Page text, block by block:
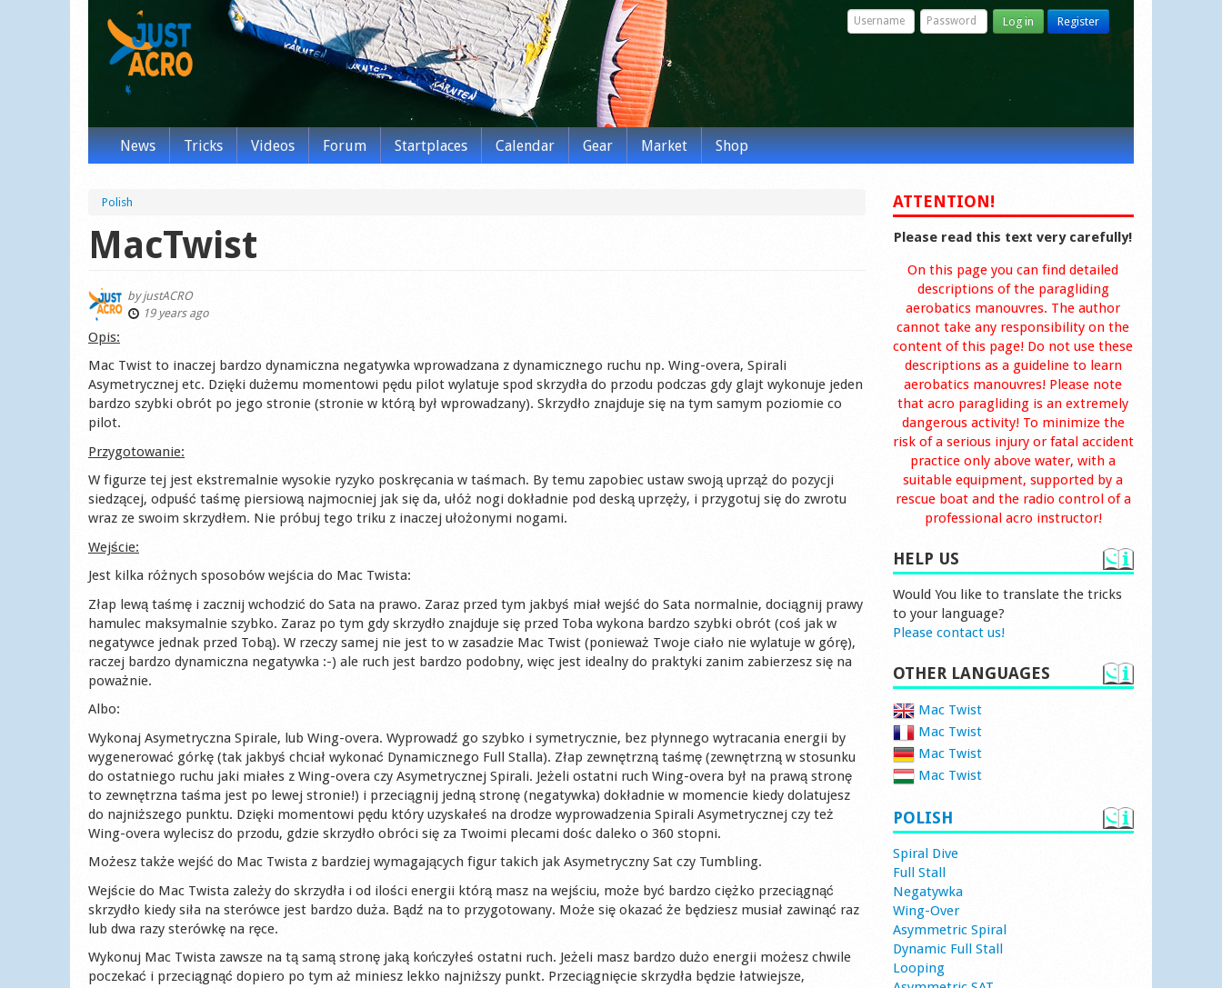
Log in Register
News Tricks Videos Forum Startplaces Calendar Gear Market Shop
Polish
MacTwist
byjustACRO
19 years ago
Opis:
Mac Twist to inaczej bardzo dynamiczna negatywka wprowadzana z dynamicznego ruchu np. Wing-overa, Spirali
Asymetrycznej etc. Dzięki dużemu momentowi pędu pilot wylatuje spod skrzydła do przodu podczas gdy glajt wykonuje jeden
bardzo szybki obrót po jego stronie (stronie w którą był wprowadzany). Skrzydło znajduje się na tym samym poziomie co
pilot.
Przygotowanie:
W figurze tej jest ekstremalnie wysokie ryzyko poskręcania w taśmach. By temu zapobiec ustaw swoją uprząż do pozycji
siedzącej, odpuść taśmę piersiową najmocniej jak się da, ułóż nogi dokładnie pod deską uprzęży, i przygotuj się do zwrotu
wraz ze swoim skrzydłem. Nie próbuj tego triku z inaczej ułożonymi nogami.
Wejście:
Jest kilka różnych sposobów wejścia do Mac Twista:
Złap lewą taśmę i zacznij wchodzić do Sata na prawo. Zaraz przed tym jakbyś miał wejść do Sata normalnie, dociągnij prawy
hamulec maksymalnie szybko. Zaraz po tym gdy skrzydło znajduje się przed Toba wykona bardzo szybki obrót (coś jak w
negatywce jednak przed Tobą). W rzeczy samej nie jest to w zasadzie Mac Twist (ponieważ Twoje ciało nie wylatuje w górę),
raczej bardzo dynamiczna negatywka :-) ale ruch jest bardzo podobny, więc jest idealny do praktyki zanim zabierzesz się na
poważnie.
Albo:
Wykonaj Asymetryczna Spirale, lub Wing-overa. Wyprowadź go szybko i symetrycznie, bez płynnego wytracania energii by
wygenerować górkę (tak jakbyś chciał wykonać Dynamicznego Full Stalla). Złap zewnętrzną taśmę (zewnętrzną w stosunku
do ostatniego ruchu jaki miałes z Wing-overa czy Asymetrycznej Spirali. Jeżeli ostatni ruch Wing-overa był na prawą stronę
to zewnętrzna taśma jest po lewej stronie!) i przeciągnij jedną stronę (negatywka) dokładnie w momencie kiedy dolatujesz
do najniższego punktu. Dzięki momentowi pędu który uzyskałeś na drodze wyprowadzenia Spirali Asymetrycznej czy też
Wing-overa wylecisz do przodu, gdzie skrzydło obróci się za Twoimi plecami dośc daleko o 360 stopni.
Możesz także wejść do Mac Twista z bardziej wymagających figur takich jak Asymetryczny Sat czy Tumbling.
Wejście do Mac Twista zależy do skrzydła i od ilości energii którą masz na wejściu, może być bardzo ciężko przeciągnąć
skrzydło kiedy siła na sterówce jest bardzo duża. Bądź na to przygotowany. Może się okazać że będziesz musiał zawinąć raz
lub dwa razy sterówkę na ręce.
Wykonuj Mac Twista zawsze na tą samą stronę jaką kończyłeś ostatni ruch. Jeżeli masz bardzo dużo energii możesz chwile
poczekać i przeciągnąć dopiero po tym aż miniesz lekko najniższy punkt. Przeciągnięcie skrzydła będzie łatwiejsze,
ATTENTION!
Please read this text very carefully!
On this page you can find detailed
descriptions of the paragliding
aerobatics manouvres. The author
cannot take any responsibility on the
content of this page! Do not use these
descriptions as a guideline to learn
aerobatics manouvres! Please note
that acro paragliding is an extremely
dangerous activity! To minimize the
risk of a serious injury or fatal accident
practice only above water, with a
suitable equipment, supported by a
rescue boat and the radio control of a
professional acro instructor!
HELP US
Would You like to translate the tricks
to your language?
Please contact us!
OTHER LANGUAGES
Mac Twist
Mac Twist
Mac Twist
Mac Twist
POLISH
Spiral Dive
Full Stall
Negatywka
Wing-Over
Asymmetric Spiral
Dynamic Full Stall
Looping